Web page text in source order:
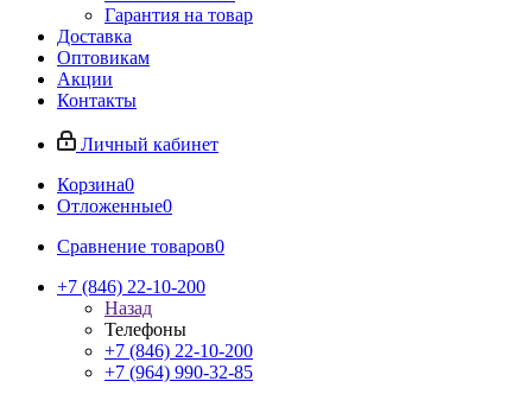
Гарантия на товар
Доставка
Оптовикам
Акции
Контакты
Личный кабинет
Корзина0
Отложенные0
Сравнение товаров0
+7 (846) 22-10-200
Назад
Телефоны
+7 (846) 22-10-200
+7 (964) 990-32-85